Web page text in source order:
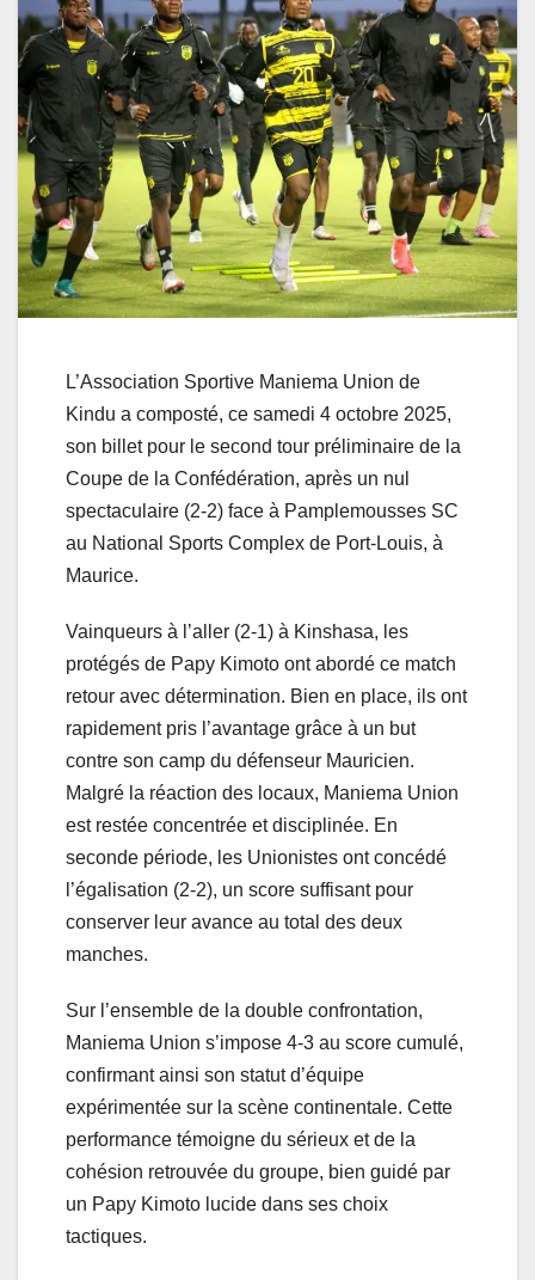
L’Association Sportive Maniema Union de
Kindu a composté, ce samedi 4 octobre 2025,
son billet pour le second tour préliminaire de la
Coupe de la Confédération, après un nul
spectaculaire (2-2) face à Pamplemousses SC
au National Sports Complex de Port-Louis, à
Maurice.
Vainqueurs à l’aller (2-1) à Kinshasa, les
protégés de Papy Kimoto ont abordé ce match
retour avec détermination. Bien en place, ils ont
rapidement pris l’avantage grâce à un but
contre son camp du défenseur Mauricien.
Malgré la réaction des locaux, Maniema Union
est restée concentrée et disciplinée. En
seconde période, les Unionistes ont concédé
l’égalisation (2-2), un score suffisant pour
conserver leur avance au total des deux
manches.
Sur l’ensemble de la double confrontation,
Maniema Union s’impose 4-3 au score cumulé,
confirmant ainsi son statut d’équipe
expérimentée sur la scène continentale. Cette
performance témoigne du sérieux et de la
cohésion retrouvée du groupe, bien guidé par
un Papy Kimoto lucide dans ses choix
tactiques.